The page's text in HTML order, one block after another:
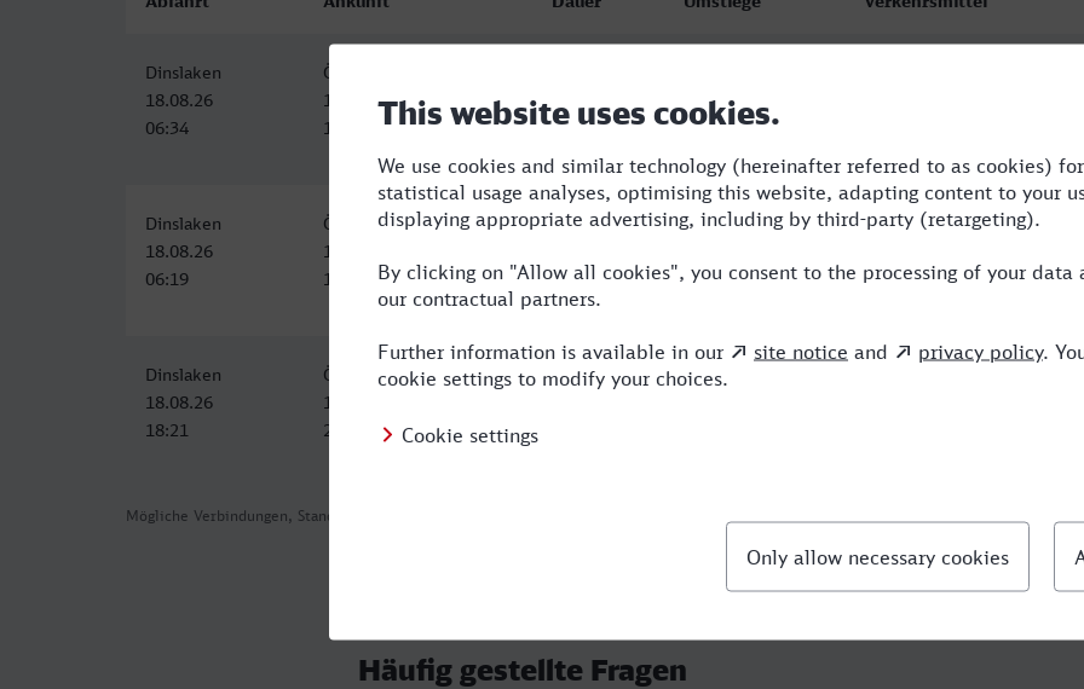
Mögliche Verbindungen, Stand: 2026-08-04 06:07
Dinslaken
18.08.26
06:34
Öhringen Hbf
18.08.26
11:25
Dinslaken
18.08.26
06:19
Öhringen Hbf
18.08.26
11:25
5:06 3 RB,RE,NX,ICE
Dinslaken
18.08.26
18:21
Öhringen Hbf
18.08.26
23:25
5:04 3
Häufig gestellte Fragen